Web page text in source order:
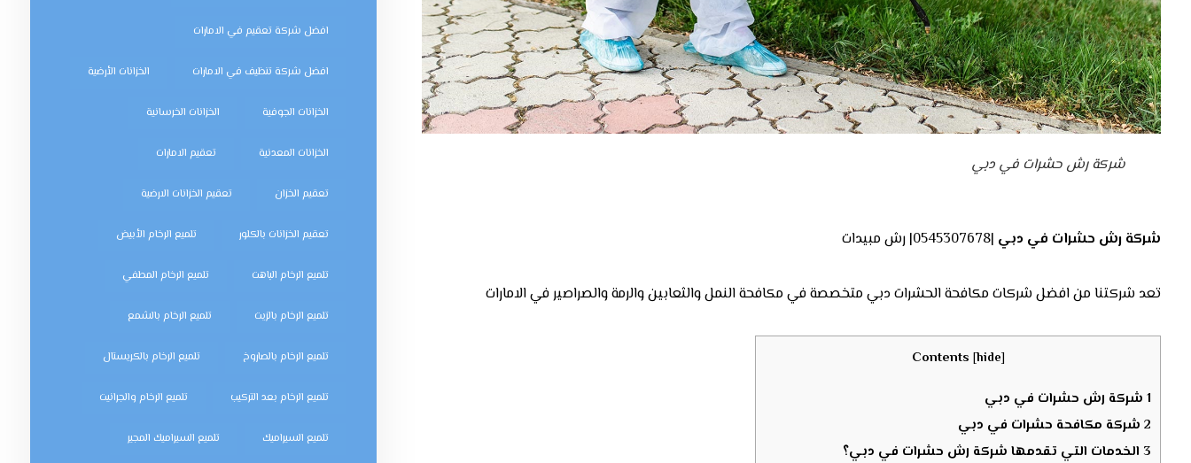
شركة رش حشرات في دبي
شركة رش حشرات في دبي |0545307678| رش مبيدات
تعد شركتنا من افضل شركات مكافحة الحشرات دبي متخصصة في مكافحة النمل والثعابين والرمة والصراصير في الامارات
Contents [hide]
1شركة رش حشرات في دبي
2شركة مكافحة حشرات في دبي
3الخدمات التي تقدمها شركة رش حشرات في دبي؟
افضل شركة تعقيم في الامارات
افضل شركة تنظيف في الامارات الخزانات الأرضية
الخزانات الجوفية الخزانات الخرسانية
الخزانات المعدنية تعقيم الامارات
تعقيم الخزان تعقيم الخزانات الارضية
تعقيم الخزانات بالكلور تلميع الرخام الأبيض
تلميع الرخام الباهت تلميع الرخام المطفي
تلميع الرخام بالزيت تلميع الرخام بالشمع
تلميع الرخام بالصاروخ تلميع الرخام بالكريستال
تلميع الرخام بعد التركيب تلميع الرخام والجرانيت
تلميع السيراميك تلميع السيراميك المجير